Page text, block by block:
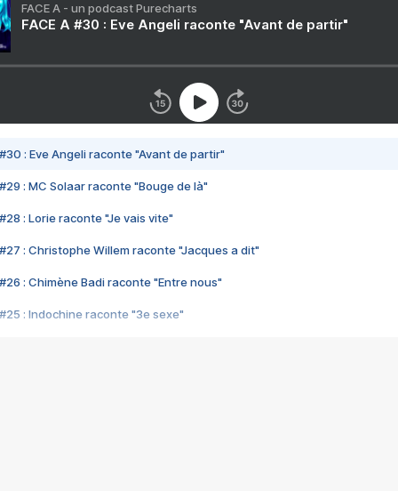
FACE A - un podcast Purecharts
FACE A #30 : Eve Angeli raconte "Avant de partir"
#30 : Eve Angeli raconte "Avant de partir"
#29 : MC Solaar raconte "Bouge de là"
#28 : Lorie raconte "Je vais vite"
#27 : Christophe Willem raconte "Jacques a dit"
#26 : Chimène Badi raconte "Entre nous"
#25 : Indochine raconte "3e sexe"